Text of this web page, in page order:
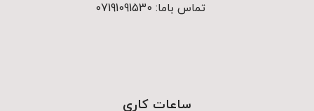
تماس باما: 07191091530
ساعات کاری